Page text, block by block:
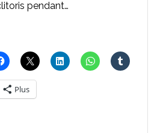
pendant…
Plus